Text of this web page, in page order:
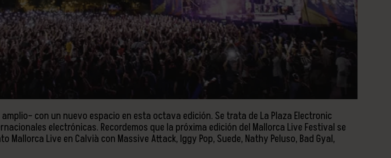
con un nuevo espacio en esta octava edición. Se trata de La Plaza Electronic
electrónicas. Recordemos que la próxima edición del Mallorca Live Festival se
Mallorca Live en Calvià con Massive Attack, Iggy Pop, Suede, Nathy Peluso, Bad Gyal,